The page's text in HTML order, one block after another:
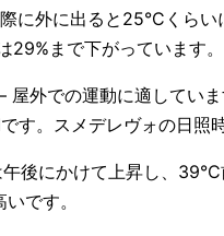
に外に出ると25°Cくら
まで下がっています。
外での運動に適してい
。スメデレヴォの日照
後にかけて上昇し、
です。